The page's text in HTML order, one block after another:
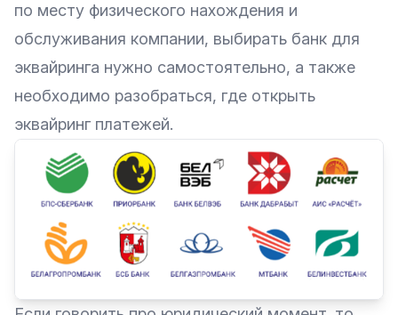
по месту физического нахождения и
обслуживания компании, выбирать банк для
эквайринга нужно самостоятельно, а также
необходимо разобраться, где открыть
эквайринг платежей.